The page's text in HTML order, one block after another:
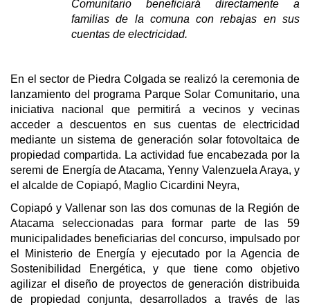
Comunitario beneficiará directamente a
familias de la comuna con rebajas en sus
cuentas de electricidad.
En el sector de Piedra Colgada se realizó la ceremonia de
lanzamiento del programa Parque Solar Comunitario, una
iniciativa nacional que permitirá a vecinos y vecinas
acceder a descuentos en sus cuentas de electricidad
mediante un sistema de generación solar fotovoltaica de
propiedad compartida. La actividad fue encabezada por la
seremi de Energía de Atacama, Yenny Valenzuela Araya, y
el alcalde de Copiapó, Maglio Cicardini Neyra,
Copiapó y Vallenar son las dos comunas de la Región de
Atacama seleccionadas para formar parte de las 59
municipalidades beneficiarias del concurso, impulsado por
el Ministerio de Energía y ejecutado por la Agencia de
Sostenibilidad Energética, y que tiene como objetivo
agilizar el diseño de proyectos de generación distribuida
de propiedad conjunta, desarrollados a través de las